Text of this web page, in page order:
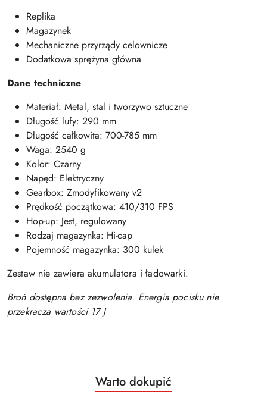
Replika
Magazynek
Mechaniczne przyrządy celownicze
Dodatkowa sprężyna główna
Dane techniczne
Materiał: Metal, stal i tworzywo sztuczne
Długość lufy: 290 mm
Długość całkowita: 700-785 mm
Waga: 2540 g
Kolor: Czarny
Napęd: Elektryczny
Gearbox: Zmodyfikowany v2
Prędkość początkowa: 410/310 FPS
Hop-up: Jest, regulowany
Rodzaj magazynka: Hi-cap
Pojemność magazynka: 300 kulek
Zestaw nie zawiera akumulatora i ładowarki.
Broń dostępna bez zezwolenia. Energia pocisku nie
przekracza wartości 17 J
Pomiń karuzelę produktów
Produkty
Warto dokupić